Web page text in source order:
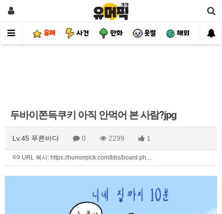
유머 사건 만화 웃썰 해외 핫
두바이쫀득쿠키 아직 안먹어 본 사람?jpg
Lv.45 푸른바다 0 2299 1
URL 복사: https://humorpick.com/bbs/board.ph…